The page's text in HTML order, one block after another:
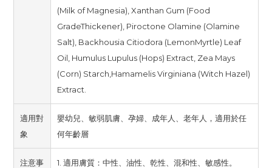
(Milk of Magnesia), Xanthan Gum (Food
GradeThickener), Piroctone Olamine (Olamine
Salt), Backhousia Citiodora (LemonMyrtle) Leaf
Oil, Humulus Lupulus (Hops) Extract, Zea Mays
(Corn) Starch,Hamamelis Virginiana (Witch Hazel)
Extract.
適用對
象
嬰幼兒、敏弱肌膚、孕婦、成年人、老年人，適用於任
何年齡層
注意事
1. 適用膚質：中性、油性、乾性、混和性、敏感性。